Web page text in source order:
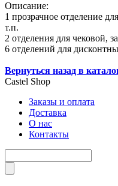
Описание:
1 прозрачное отделение
т.п.
2 отделения для чековой,
6 отделений для
Вернуться назад в
Castel Shop
Заказы и оплата
Доставка
О нас
Контакты